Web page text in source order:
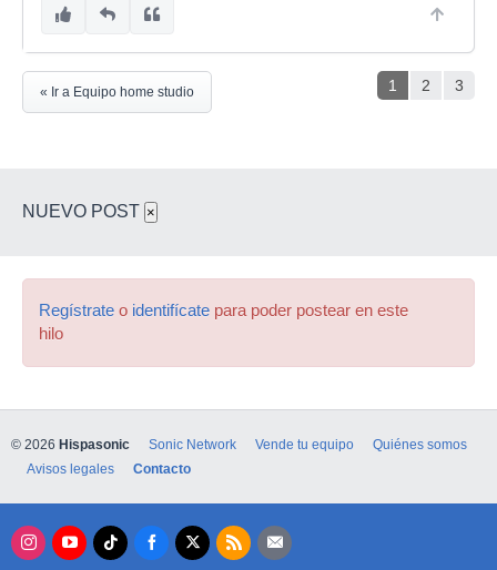
1 2 3
« Ir a Equipo home studio
NUEVO POST ×
Regístrate o identifícate para poder postear en este
hilo
© 2026 Hispasonic Sonic Network Vende tu equipo
Quiénes somos
Avisos legales
Contacto